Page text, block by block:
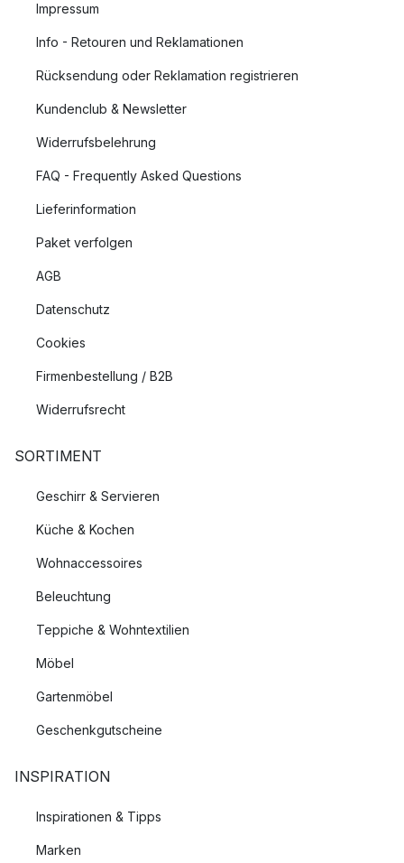
Impressum
Info - Retouren und Reklamationen
Rücksendung oder Reklamation registrieren
Kundenclub & Newsletter
Widerrufsbelehrung
FAQ - Frequently Asked Questions
Lieferinformation
Paket verfolgen
AGB
Datenschutz
Cookies
Firmenbestellung / B2B
Widerrufsrecht
SORTIMENT
Geschirr & Servieren
Küche & Kochen
Wohnaccessoires
Beleuchtung
Teppiche & Wohntextilien
Möbel
Gartenmöbel
Geschenkgutscheine
INSPIRATION
Inspirationen & Tipps
Marken